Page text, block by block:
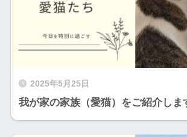
2025年5月25日
我が家の家族（愛猫）をご紹介し